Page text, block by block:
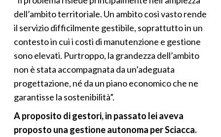
dell’ambito territoriale. Un ambito così vasto rende
il servizio difficilmente gestibile, soprattutto in un
contesto in cui i costi di manutenzione e gestione
sono elevati. Purtroppo, la grandezza dell’ambito
non è stata accompagnata da un’adeguata
progettazione, né da un piano economico che ne
garantisse la sostenibilità”.
A proposito di gestori, in passato lei aveva
proposto una gestione autonoma per Sciacca.